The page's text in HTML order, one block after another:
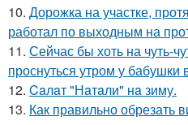
10. Дорожка на участке,
работал по выходным на
11. Сейчас бы хоть на чуть-
проснуться утром у бабушки
12. Caлaт "Нaтaли" нa зиму.
13. Как правильно обрезать